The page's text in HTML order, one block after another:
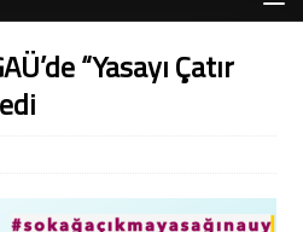
“Yasayı Çatır